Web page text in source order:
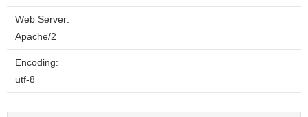
Web Server:
Apache/2
Encoding:
utf-8